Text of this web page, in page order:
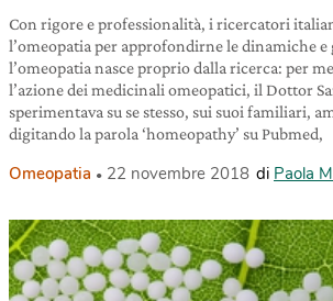
Con rigore e professionalità, i ricercatori
l’omeopatia per approfondirne le dinamiche
l’omeopatia nasce proprio dalla ricerca: per
l’azione dei medicinali omeopatici, il Dottor
sperimentava su se stesso, sui suoi familiari,
digitando la parola ‘homeopathy’ su Pubmed,
Omeopatia 22 novembre 2018 di Paola